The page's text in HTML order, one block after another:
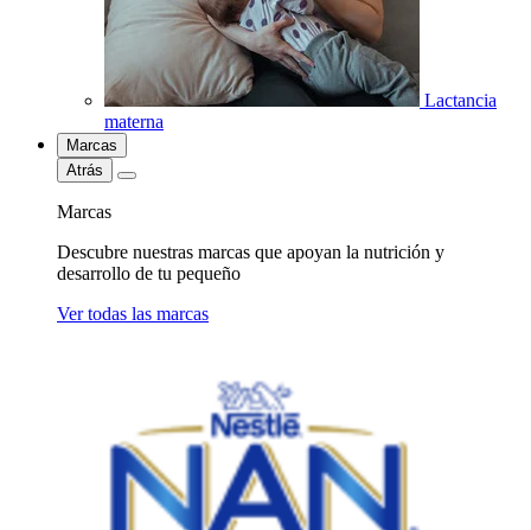
Lactancia
materna
Marcas
Atrás
Marcas
Descubre nuestras marcas que apoyan la nutrición y
desarrollo de tu pequeño
Ver todas las marcas